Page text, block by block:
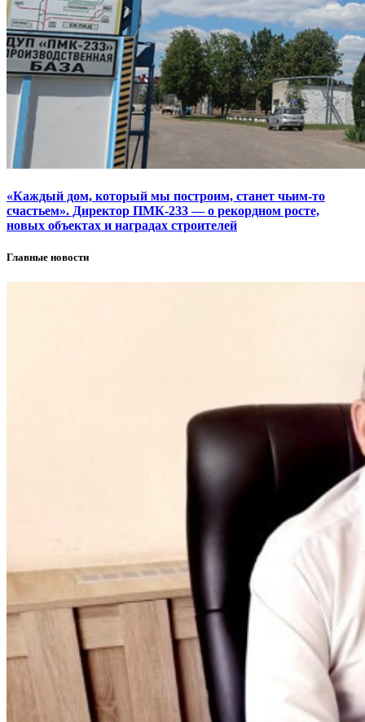
«Каждый дом, который мы построим, станет чьим-то
счастьем». Директор ПМК-233 — о рекордном росте,
новых объектах и наградах строителей
Главные новости